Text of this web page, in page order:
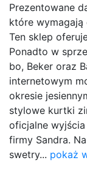
Prezentowane
które wymagają
Ten sklep
Ponadto w
bo, Beker oraz
internetowym
okresie
stylowe kurtki
oficjalne
firmy Sandra.
swetry... pokaż